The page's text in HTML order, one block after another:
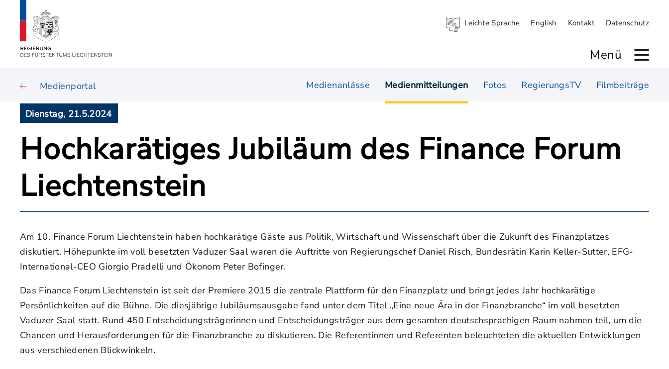
Leichte Sprache English Kontakt Datenschutz
Menü
Medienportal Medienanlässe Medienmitteilungen Fotos RegierungsTV Filmbeiträge
Dienstag, 21.5.2024
Hochkarätiges Jubiläum des Finance Forum
Liechtenstein
Am 10. Finance Forum Liechtenstein haben hochkarätige Gäste aus Politik, Wirtschaft und Wissenschaft über die Zukunft des Finanzplatzes
diskutiert. Höhepunkte im voll besetzten Vaduzer Saal waren die Auftritte von Regierungschef Daniel Risch, Bundesrätin Karin Keller-Sutter, EFG-
International-CEO Giorgio Pradelli und Ökonom Peter Bofinger.
Das Finance Forum Liechtenstein ist seit der Premiere 2015 die zentrale Plattform für den Finanzplatz und bringt jedes Jahr hochkarätige
Persönlichkeiten auf die Bühne. Die diesjährige Jubiläumsausgabe fand unter dem Titel „Eine neue Ära in der Finanzbranche“ im voll besetzten
Vaduzer Saal statt. Rund 450 Entscheidungsträgerinnen und Entscheidungsträger aus dem gesamten deutschsprachigen Raum nahmen teil, um die
Chancen und Herausforderungen für die Finanzbranche zu diskutieren. Die Referentinnen und Referenten beleuchteten die aktuellen Entwicklungen
aus verschiedenen Blickwinkeln.